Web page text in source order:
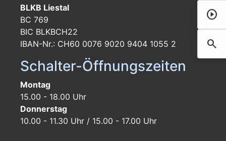
Film
play_circle
search
BLKB Liestal
BC 769
BIC BLKBCH22
IBAN-Nr.: CH60 0076 9020 9404 1055 2
Schalter-Öffnungszeiten
Montag
15.00 - 18.00 Uhr
Donnerstag
10.00 - 11.30 Uhr / 15.00 - 17.00 Uhr